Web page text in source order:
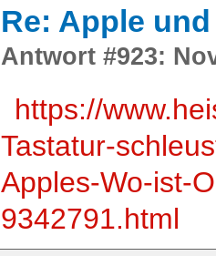
Re: Apple
Antwort #923:
https://
Tastatur-
Apples-Wo-ist-
9342791.html